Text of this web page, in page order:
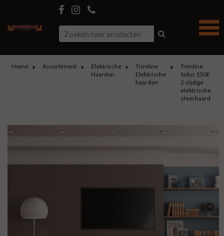
Home Assortiment
Elektrische
Haarden
Trimline
Elektrische
haarden
Trimline
Solus 130E
2-zijdige
elektrische
sfeerhaard